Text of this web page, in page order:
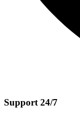
Support 24/7